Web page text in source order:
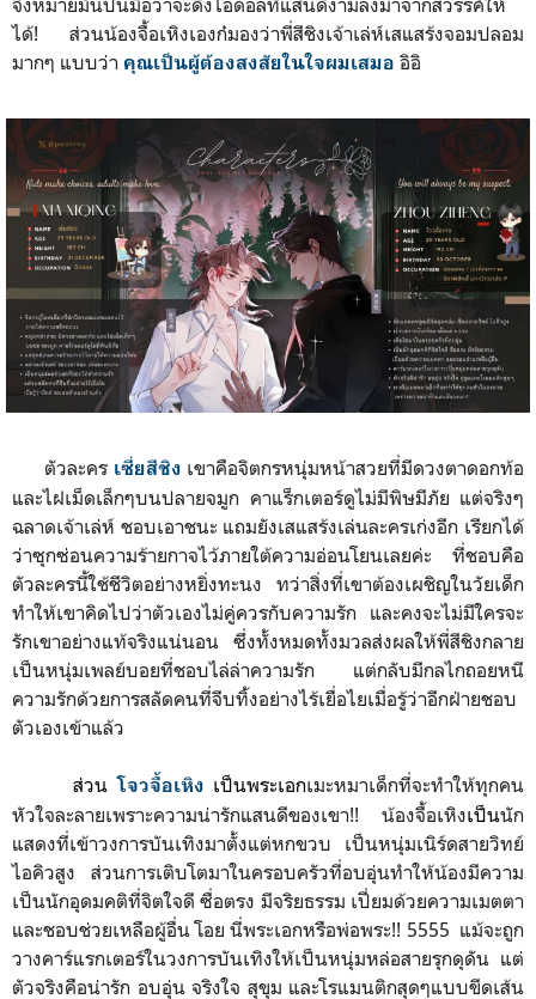
จึงหมายมั่นปั้นมือว่าจะดึงไอดอลที่แสนดีงามลงมาจากสวรรค์ให้
ได้! ส่วนน้องจื้อเหิงเองก๋มองว่าพี่สีชิงเจ้าเล่ห์เสแสร้งจอมปลอม
มากๆ แบบว่า คุณเป็นผู้ต้องสงสัยในใจผมเสมอ อิอิ
ตัวละคร เซี่ยสีชิง เขาคือจิตกรหนุ่มหน้าสวยที่มีดวงตาดอกท้อ
และไฝเม็ดเล็กๆบนปลายจมูก คาแร็กเตอร์ดูไม่มีพิษมีภัย แต่จริงๆ
ฉลาดเจ้าเล่ห์ ชอบเอาชนะ แถมยังเสแสร้งเล่นละครเก่งอีก เรียกได้
ว่าซุกซ่อนความร้ายกาจไว้ภายใต้ความอ่อนโยนเลยค่ะ ที่ชอบคือ
ตัวละครนี้ใช้ชีวิตอย่างหยิ่งทะนง ทว่าสิ่งที่เขาต้องเผชิญในวัยเด็ก
ทำให้เขาคิดไปว่าตัวเองไม่คู่ควรกับความรัก และคงจะไม่มีใครจะ
รักเขาอย่างแท้จริงแน่นอน ซึ่งทั้งหมดทั้งมวลส่งผลให้พี่สีชิงกลาย
เป็นหนุ่มเพลย์บอยที่ชอบไล่ล่าความรัก แต่กลับมีกลไกถอยหนี
ความรักด้วยการสลัดคนที่จีบทิ้งอย่างไร้เยื่อไยเมื่อรู้ว่าอีกฝ่ายชอบ
ตัวเองเข้าแล้ว
ส่วน โจวจื้อเหิง เป็นพระเอกเมะหมาเด็กที่จะทำให้ทุกคน
หัวใจละลายเพราะความน่ารักแสนดีของเขา!! น้องจื้อเหิงเป็นนัก
แสดงที่เข้าวงการบันเทิงมาตั้งแต่หกขวบ เป็นหนุ่มเนิร์ดสายวิทย์
ไอคิวสูง ส่วนการเติบโตมาในครอบครัวที่อบอุ่นทำให้น้องมีความ
เป็นนักอุดมคติที่จิตใจดี ซื่อตรง มีจริยธรรม เปี่ยมด้วยความเมตตา
และชอบช่วยเหลือผู้อื่น โอย นี่พระเอกหรือพ่อพระ!! 5555 แม้จะถูก
วางคาร์แรกเตอร์ในวงการบันเทิงให้เป็นหนุ่มหล่อสายรุกดุดัน แต่
ตัวจริงคือน่ารัก อบอุ่น จริงใจ สุขุม และโรแมนติกสุดๆแบบขีดเส้น